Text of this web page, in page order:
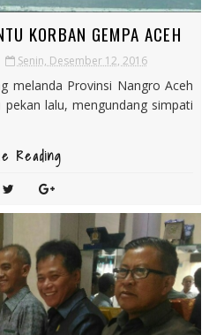
KORBAN GEMPA ACEH
Senin, Desember 12, 2016
melanda Provinsi Nangro Aceh
lalu, mengundang simpati
Reading